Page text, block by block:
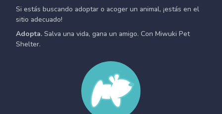
Si estás buscando adoptar o acoger un animal, ¡estás en el
sitio adecuado!
Adopta. Salva una vida, gana un amigo. Con Miwuki Pet
Shelter.